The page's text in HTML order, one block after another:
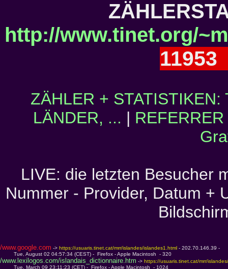
http://www.tinet.org/
ZÄHLER +
LÄNDER, ... |
LIVE: die letzten Besucher
Nummer - Provider, Datum +
/www.google.com -> https://usuaris.tinet.cat/mrr/islandes/islandes1.html - 202.70.146.39 -
Tue, August 02 04:57:34 (CEST) -  Firefox - Apple Macintosh  - 320
/www.lexilogos.com/islandais_dictionnaire.htm -> https://usuaris.tinet.cat/mrr/
Tue, March 09 23:11:23 (CET) -  Firefox - Apple Macintosh  - 1024